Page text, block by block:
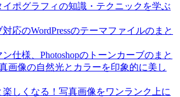
イポグラフィの知識・テクニックを学ぶ
応のWordPressのテーマファイルのまと
仕様、Photoshopのトーンカーブのまと
画像の自然光とカラーを印象的に美し
しくなる！写真画像をワンランク上に